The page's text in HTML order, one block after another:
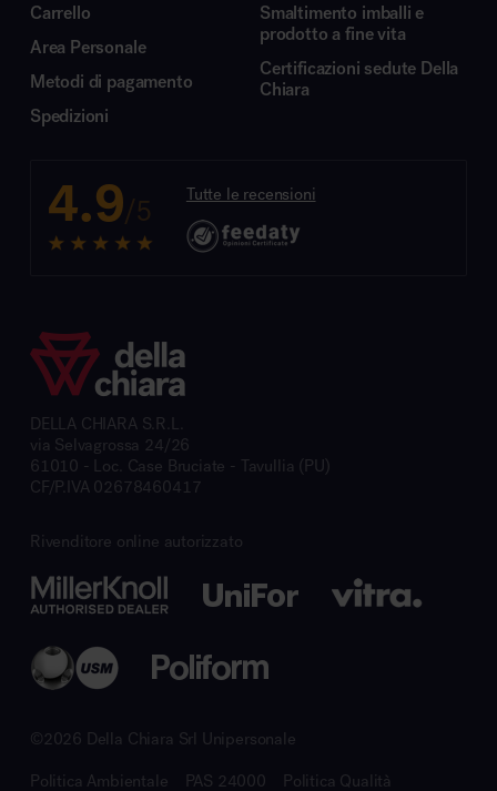
Carrello
Area Personale
Metodi di pagamento
Spedizioni
Smaltimento imballi e
prodotto a fine vita
Certificazioni sedute Della
Chiara
4.9/5 Tutte le recensioni
DELLA CHIARA S.R.L.
via Selvagrossa 24/26
61010 - Loc. Case Bruciate - Tavullia (PU)
CF/P.IVA 02678460417
Rivenditore online autorizzato
©2026 Della Chiara Srl Unipersonale
Politica Ambientale PAS 24000 Politica Qualità